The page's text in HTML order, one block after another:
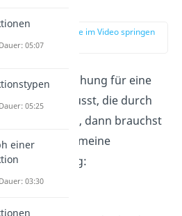
zur Stelle im Video springen
du die Gleichung für eine
finden musst, die durch
Punkte führt, dann brauchst
die allgemeine
05:07
05:25
einer
03:30